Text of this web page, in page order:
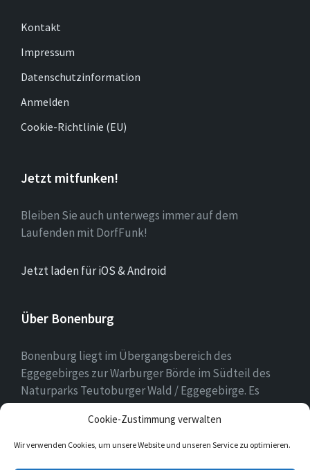
Cookie-Zustimmung verwalten
Wir verwenden Cookies, um unsere Website und unseren Service zu optimieren.
Kontakt
Impressum
Datenschutzinformation
Anmelden
Cookie-Richtlinie (EU)
Jetzt mitfunken!
Bleiben Sie auch unterwegs immer auf dem
Laufenden mit DorfFunk!
Jetzt laden für iOS & Android
Über Bonenburg
Bonenburg liegt im Übergangsbereich des
Eggegebirges zur Warburger Börde im Südteil des
Naturparks Teutoburger Wald / Eggegebirge. Es
gehört zur Stadt Warburg und dem Kreis Höxter in
Nordrhein-Westfalen.